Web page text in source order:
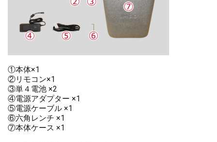
①本体×1
②リモコン×1
③単４電池 ×2
④電源アダプター ×1
⑤電源ケーブル ×1
⑥六角レンチ ×1
⑦本体ケース ×1